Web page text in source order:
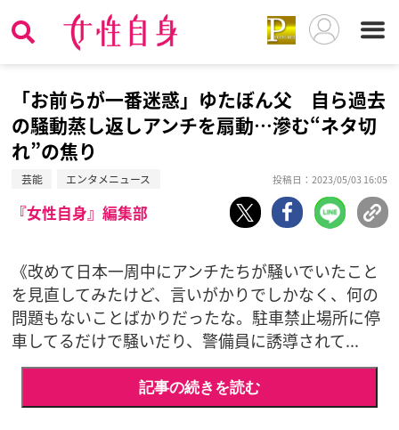
「お前らが一番迷惑」ゆたぼん父 自ら過去
の騒動蒸し返しアンチを扇動…滲む“ネタ切
れ”の焦り
芸能 エンタメニュース 投稿日：2023/05/03 16:05
『女性自身』編集部
《改めて日本一周中にアンチたちが騒いでいたこと
を見直してみたけど、言いがかりでしかなく、何の
問題もないことばかりだったな。駐車禁止場所に停
車してるだけで騒いだり、警備員に誘導されて...
記事の続きを読む